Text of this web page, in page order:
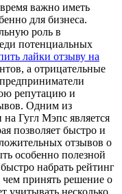
важно иметь
для бизнеса.
роль в
потенциальных
лайки отзыву на
а отрицательные
репутацию и
Одним из
Гугл Мэпс является
позволяет быстро и
отзывов о
особенно полезной
набрать рейтинг
принять решение о
учитывать несколько